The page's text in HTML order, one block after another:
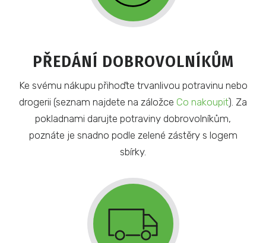
PŘEDÁNÍ DOBROVOLNÍKŮM
Ke svému nákupu přihoďte trvanlivou potravinu nebo
drogerii (seznam najdete na záložce Co nakoupit). Za
pokladnami darujte potraviny dobrovolníkům,
poznáte je snadno podle zelené zástěry s logem
sbírky.